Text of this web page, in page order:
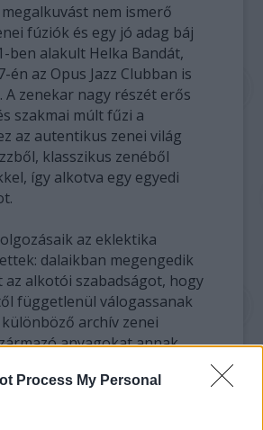
Process My Personal
nem ismerő
fúziók és egy jó adag báj
ben alakult Helka Bandát,
én az Opus Jazz Clubban is
A zenekar nagy részét erős
szakmai múlt fűzi a
az autentikus zenei világ
klasszikus zenéből
így alkotva egy egyedi
az eklektika
dalaikban megengedik
az alkotói szabadságot, hogy
függetlenül válogassanak
archív zenei
anyagokat annak
alkossák e zenei szövet